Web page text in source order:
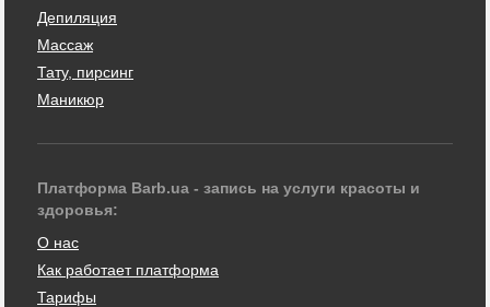
Депиляция
Массаж
Тату, пирсинг
Маникюр
Платформа Barb.ua - запись на услуги красоты и
здоровья:
О нас
Как работает платформа
Тарифы